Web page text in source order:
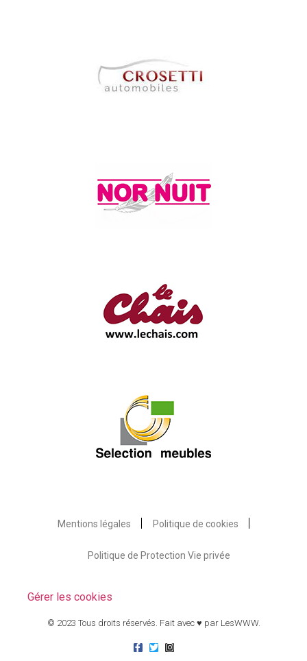
Mentions légales Politique de cookies
Politique de Protection Vie privée
Gérer les cookies
© 2023 Tous droits réservés. Fait avec ♥ par LesWWW.